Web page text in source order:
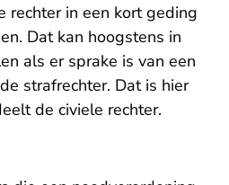
rechter in een kort geding
Dat kan hoogstens in
als er sprake is van een
strafrechter. Dat is hier
de civiele rechter.